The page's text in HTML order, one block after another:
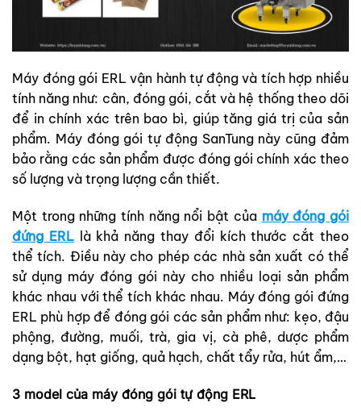
Máy đóng gói ERL vận hành tự động và tích hợp nhiều
tính năng như: cân, đóng gói, cắt và hệ thống theo dõi
để in chính xác trên bao bì, giúp tăng giá trị của sản
phẩm. Máy đóng gói tự động SanTung này cũng đảm
bảo rằng các sản phẩm được đóng gói chính xác theo
số lượng và trọng lượng cần thiết.
Một trong những tính năng nổi bật của máy đóng gói
đứng ERLlà khả năng thay đổi kích thước cắt theo
thể tích. Điều này cho phép các nhà sản xuất có thể
sử dụng máy đóng gói này cho nhiều loại sản phẩm
khác nhau với thể tích khác nhau. Máy đóng gói đứng
ERL phù hợp để đóng gói các sản phẩm như: kẹo, đậu
phộng, đường, muối, trà, gia vị, cà phê, dược phẩm
dạng bột, hạt giống, quả hạch, chất tẩy rửa, hút ẩm,…
3 model của máy đóng gói tự động ERL